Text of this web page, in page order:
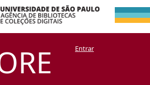
por:
Manakin + CoriscoEntrar